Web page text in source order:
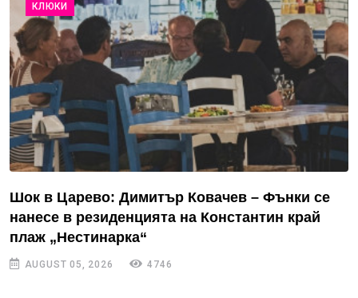
КЛЮКИ
Шок в Царево: Димитър Ковачев – Фънки се
нанесе в резиденцията на Константин край
плаж „Нестинарка“
AUGUST 05, 2026 4746